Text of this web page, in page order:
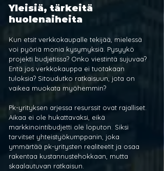
Yleisiä, tärkeitä
huolenaiheita
Kun etsit verkkokaupalle tekijää, mielessä
voi pyöriä monia kysymyksiä. Pysyykö
projekti budjetissa? Onko viestintä sujuvaa?
Entä jos verkkokauppa ei tuotakaan
tuloksia? Sitoudutko ratkaisuun, jota on
vaikea muokata myöhemmin?
Pk-yrityksen arjessa resurssit ovat rajalliset.
Aikaa ei ole hukattavaksi, eikä
markkinointibudjetti ole loputon. Siksi
tarvitset yhteistyökumppanin, joka
ymmärtää pk-yritysten realiteetit ja osaa
rakentaa kustannustehokkaan, mutta
skaalautuvan ratkaisun.